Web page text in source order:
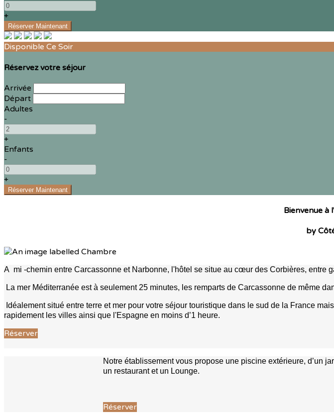
+
Disponible Ce Soir
Réservez votre séjour
Arrivée
Départ
Adultes
-
+
Enfants
-
+
Bienvenue à
by
A mi -chemin entre Carcassonne et Narbonne, l'hôtel se situe au cœur des Corbières, entre
La mer Méditerranée est à seulement 25 minutes, les remparts de Carcassonne de même
Idéalement situé entre terre et mer pour votre séjour touristique dans le sud de la France
rapidement les villes ainsi que l'Espagne en moins d’1 heure.
Réserver
Notre établissement vous propose une piscine extérieure, d’un
un restaurant et un Lounge.
Réserver